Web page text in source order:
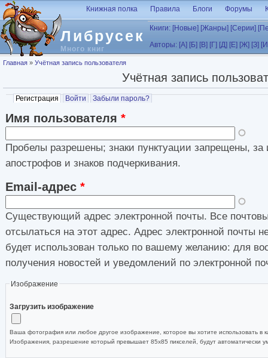
Перейти к основному содержанию
Либрусек
Много книг
Книжная полка Правила Блоги Форумы
Книги: [Новые] [Жанры] [Серии]
Авторы: [А] [Б] [В] [Г] [Д] [Е] [Ж] [З]
Вы здесь
Главная » Учётная запись пользователя
Учётная запись
Главные вкладки
Регистрация (активная вкладка)
Войти Забыли пароль?
Имя пользователя *
Пробелы разрешены; знаки пунктуации запрещены, за
апострофов и знаков подчеркивания.
Email-адрес *
Существующий адрес электронной почты. Все
отсылаться на этот адрес. Адрес электронной почты
будет использован только по вашему желанию: для
получения новостей и уведомлений по электронной
Изображение
Загрузить изображение
Ваша фотография или любое другое изображение, которое вы хотите использовать в
Изображения, разрешение который превышает 85x85 пикселей, будут автоматически